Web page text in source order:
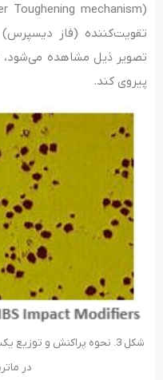
تقویت‌کننده (فاز
تصویر ذیل مشاهده می‌شود،
پیروی کند.
شکل 3. نحوه پراکنش و
در